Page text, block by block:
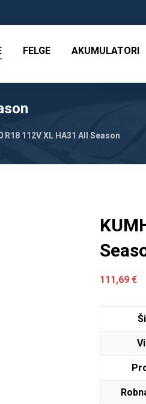
FELGE AKUMULATORI
R18 112V XL HA31 All Season
111,69€